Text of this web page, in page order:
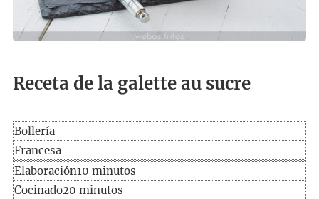
Receta de la galette au sucre
Bollería
Francesa
Elaboración
Elaboración10minutos
minutos
Cocinado
Cocinado20minutos
minutos